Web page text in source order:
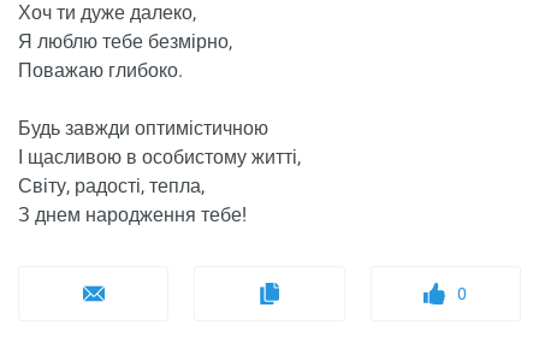
Хоч ти дуже далеко,
Я люблю тебе безмірно,
Поважаю глибоко.
Будь завжди оптимістичною
І щасливою в особистому житті,
Світу, радості, тепла,
З днем ​​народження тебе!
0